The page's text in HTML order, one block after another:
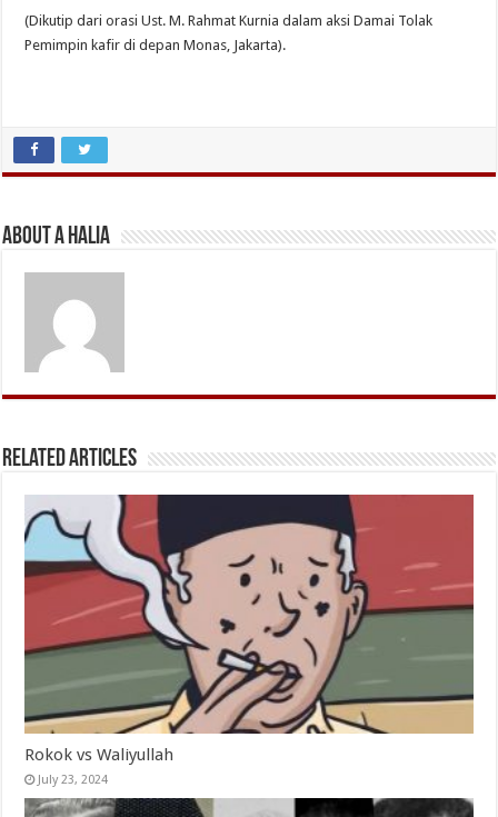
(Dikutip dari orasi Ust. M. Rahmat Kurnia dalam aksi Damai Tolak
Pemimpin kafir di depan Monas, Jakarta).
About A Halia
Related Articles
Rokok vs Waliyullah
July 23, 2024